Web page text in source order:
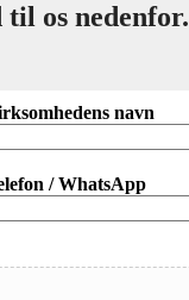
os nedenfor.
navn
/ WhatsApp